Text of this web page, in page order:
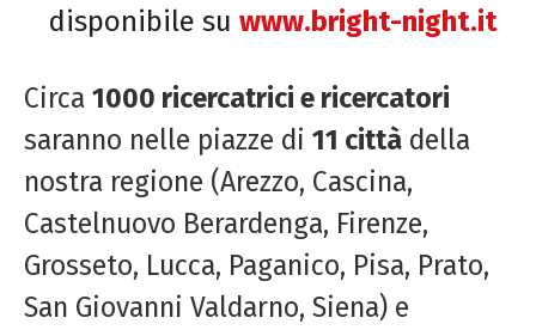
disponibile su www.bright-night.it
Circa 1000 ricercatrici e ricercatori
saranno nelle piazze di 11 città della
nostra regione (Arezzo, Cascina,
Castelnuovo Berardenga, Firenze,
Grosseto, Lucca, Paganico, Pisa, Prato,
San Giovanni Valdarno, Siena) e